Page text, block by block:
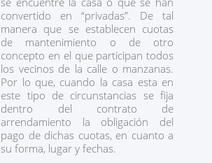
convertido en “privadas”. De tal
manera que se establecen cuotas
de mantenimiento o de otro
concepto en el que participan todos
los vecinos de la calle o manzanas.
Por lo que, cuando la casa esta en
este tipo de circunstancias se fija
dentro del contrato de
arrendamiento la obligación del
pago de dichas cuotas, en cuanto a
su forma, lugar y fechas.